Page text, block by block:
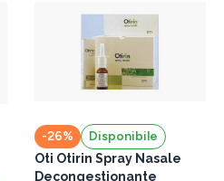
-26% Disponibile
Oti Otirin Spray Nasale
Decongestionante